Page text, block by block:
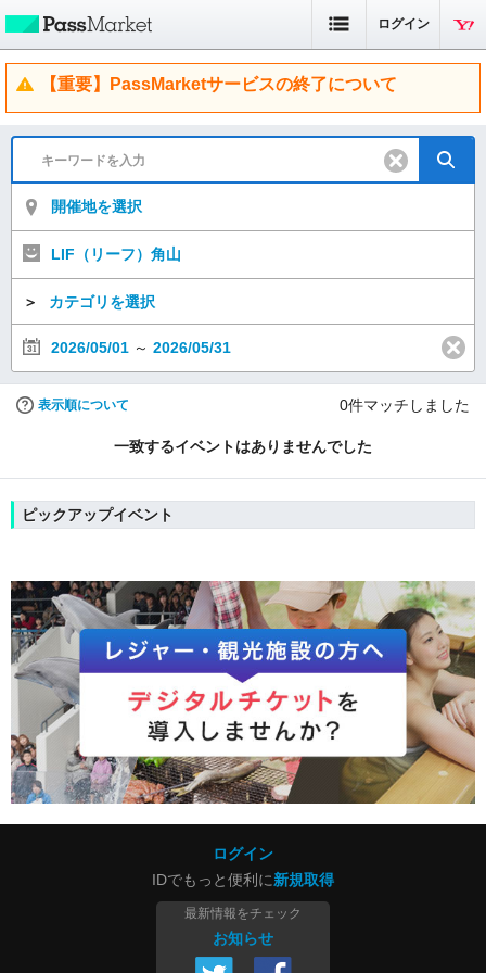
ログイン
【重要】PassMarketサービスの終了について
開催地を選択
LIF（リーフ）角山
＞ カテゴリを選択
2026/05/01 ～ 2026/05/31
表示順について 0件マッチしました
一致するイベントはありませんでした
ピックアップイベント
ログイン
IDでもっと便利に新規取得
最新情報をチェック
お知らせ